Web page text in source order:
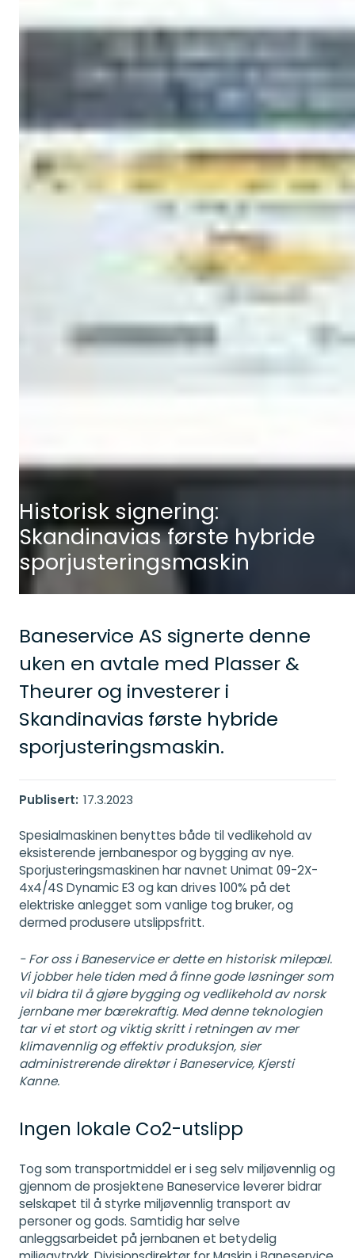
Historisk signering:
Skandinavias første hybride
sporjusteringsmaskin
Baneservice AS signerte denne
uken en avtale med Plasser &
Theurer og investerer i
Skandinavias første hybride
sporjusteringsmaskin.
Publisert: 17.3.2023
Spesialmaskinen benyttes både til vedlikehold av
eksisterende jernbanespor og bygging av nye.
Sporjusteringsmaskinen har navnet Unimat 09-2X-
4x4/4S Dynamic E3 og kan drives 100% på det
elektriske anlegget som vanlige tog bruker, og
dermed produsere utslippsfritt.
- For oss i Baneservice er dette en historisk milepæl.
Vi jobber hele tiden med å finne gode løsninger som
vil bidra til å gjøre bygging og vedlikehold av norsk
jernbane mer bærekraftig. Med denne teknologien
tar vi et stort og viktig skritt i retningen av mer
klimavennlig og effektiv produksjon, sier
administrerende direktør i Baneservice, Kjersti
Kanne.
Ingen lokale Co2-utslipp
Tog som transportmiddel er i seg selv miljøvennlig og
gjennom de prosjektene Baneservice leverer bidrar
selskapet til å styrke miljøvennlig transport av
personer og gods. Samtidig har selve
anleggsarbeidet på jernbanen et betydelig